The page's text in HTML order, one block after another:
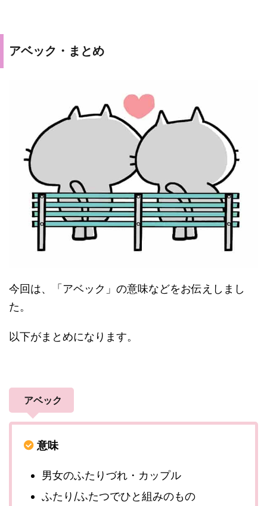
アベック・まとめ
今回は、「アベック」の意味などをお伝えしまし
た。
以下がまとめになります。
アベック
意味
男女のふたりづれ・カップル
ふたり/ふたつでひと組みのもの